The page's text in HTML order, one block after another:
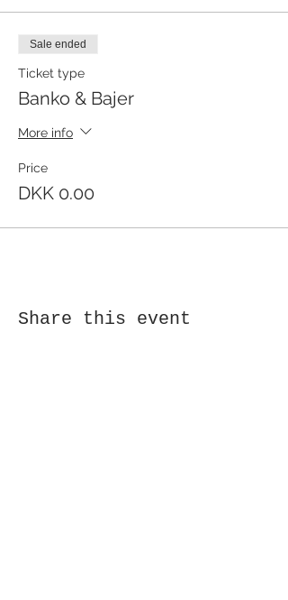
Sale ended
Ticket type
Banko & Bajer
More info
Price
DKK 0.00
Share this event